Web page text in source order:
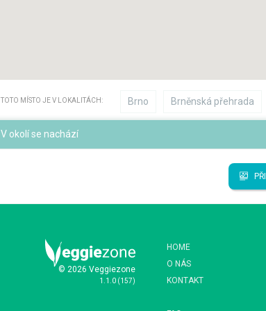
TOTO MÍSTO JE V LOKALITÁCH: Brno Brněnská přehrada
V okolí se nachází
© 2026 Veggiezone
1.1.0(157)
HOME
O NÁS
KONTAKT